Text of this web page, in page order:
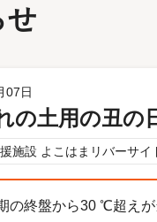
概要
市鶴見区生活支援セン
はまリバーサイド泉Ⅲ
後等デイサービス たん
せ
07日
の土用の丑の
施設 よこはまリバーサイ
の終盤から30 ℃超え